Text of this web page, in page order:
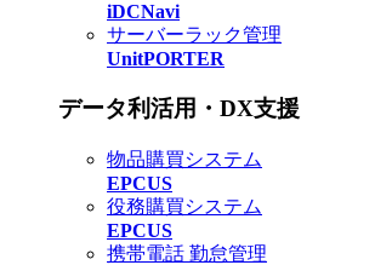
iDCNavi
サーバーラック管理
UnitPORTER
データ利活用・DX支援
物品購買システム
EPCUS
役務購買システム
EPCUS
携帯電話 勤怠管理